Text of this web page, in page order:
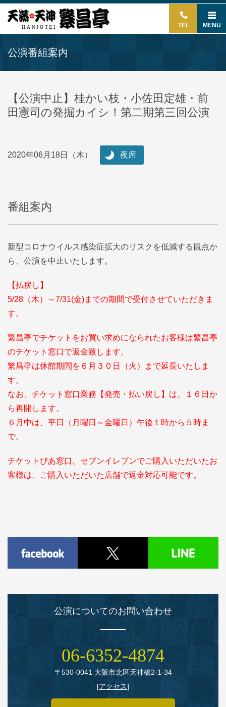
TEL MENU
公演番組案内
【公演中止】桂かい枝・小佐田定雄・前
田憲司の発掘カイシ！第二期第三回公演
2020年06月18日（木） 夜席
番組案内
新型コロナウイルス感染症拡大のリスクを低減する観点か
ら、公演を中止いたします。
【払戻し】
5/28（木）～7/31(金)までの期間で受付させていただきま
す。
繁昌亭でチケットをお買い求めになられたお客様は繁昌亭
のチケット窓口で返金致します。
繁昌亭は休館期間を６月３０日（火）まで延長いたしま
す。
なお、チケット窓口業務【発売・払い戻し】は、１６日か
ら再開します。
６月中は、平日（月曜日～金曜日）午後１時から５時ま
で。
チケットぴあ窓口、セブンイレブンでご購入いただいたお
客様は、ご購入いただいた店舗で返金対応可能です。
公演についてのお問い合わせ
06‑6352‑4874
〒530‑0041 大阪市北区天神橋2‑1‑34
[アクセス]